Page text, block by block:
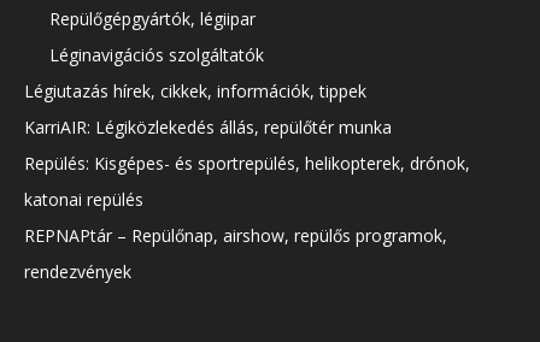
Repülőgépgyártók, légiipar
Léginavigációs szolgáltatók
Légiutazás hírek, cikkek, információk, tippek
KarriAIR: Légiközlekedés állás, repülőtér munka
Repülés: Kisgépes- és sportrepülés, helikopterek, drónok,
katonai repülés
REPNAPtár – Repülőnap, airshow, repülős programok,
rendezvények